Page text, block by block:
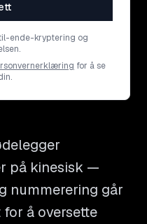
ende-kryptering og
for å se
på kinesisk —
nummerering går
å oversette